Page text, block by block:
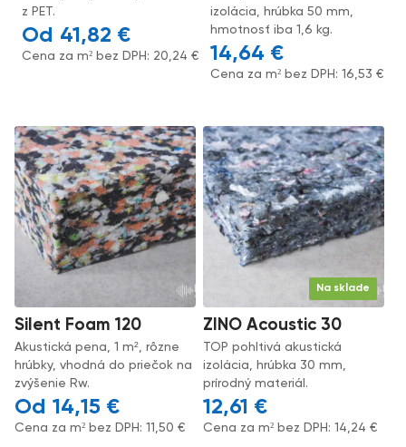
z PET.
41,82 €
Cena za m² bez DPH: 20,24€
izolácia, hrúbka 50 mm,
hmotnosť iba 1,6 kg.
14,64 €
Cena za m² bez DPH:16,53€
Silent Foam 120
Akustická pena, 1 m², rôzne
hrúbky, vhodná do priečok na
zvýšenie Rw.
14,15 €
Cena za m² bez DPH: 11,50 €
Na sklade
ZINO Acoustic 30
TOP pohltivá akustická
izolácia, hrúbka 30 mm,
prírodný materiál.
12,61 €
Cena za m² bez DPH: 14,24 €